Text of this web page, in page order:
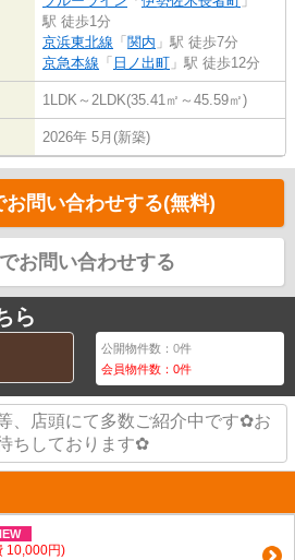
駅 徒歩1分
京浜東北線 「 関内 」駅 徒歩7分
京急本線 「 日ノ出町 」駅 徒歩12分
1LDK～2LDK(35.41㎡～45.59㎡)
2026年 5月(新築)
お問い合わせする(無料)
お問い合わせする
ら
公開物件数：0件
会員物件数：0件
、店頭にて多数ご紹介中です✿お
ちしております✿
10,000円)